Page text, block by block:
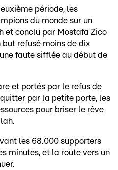
période, les
du monde sur un
et conclu par Mostafa Zico
but refusé moins de dix
faute sifflée au début de
et portés par le refus de
par la petite porte, les
pour briser le rêve
les 68.000 supporters
minutes, et la route vers un